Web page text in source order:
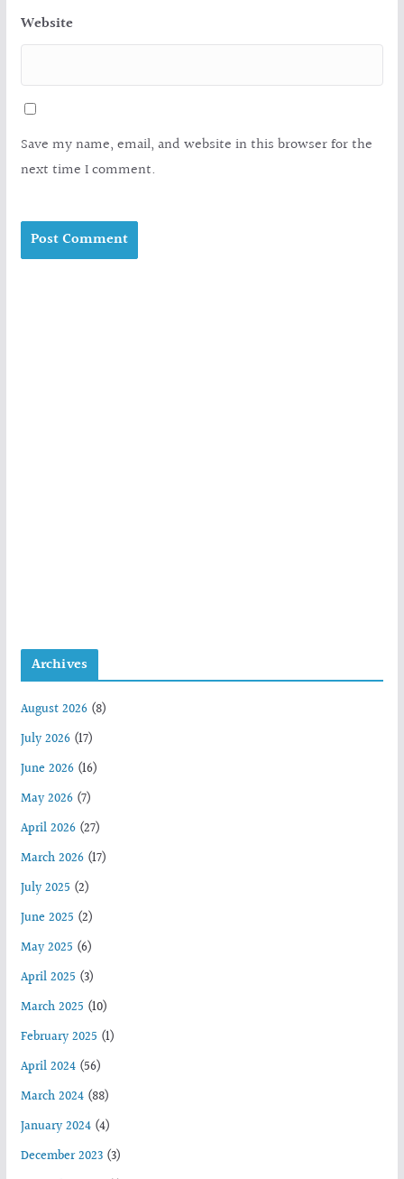
Website
Save my name, email, and website in this browser for the
next time I comment.
Archives
August 2026(8)
July 2026(17)
June 2026(16)
May 2026(7)
April 2026(27)
March 2026(17)
July 2025 (2)
June 2025 (2)
May 2025 (6)
April 2025 (3)
March 2025 (10)
February 2025 (1)
April 2024(56)
March 2024(88)
January 2024(4)
December 2023(3)